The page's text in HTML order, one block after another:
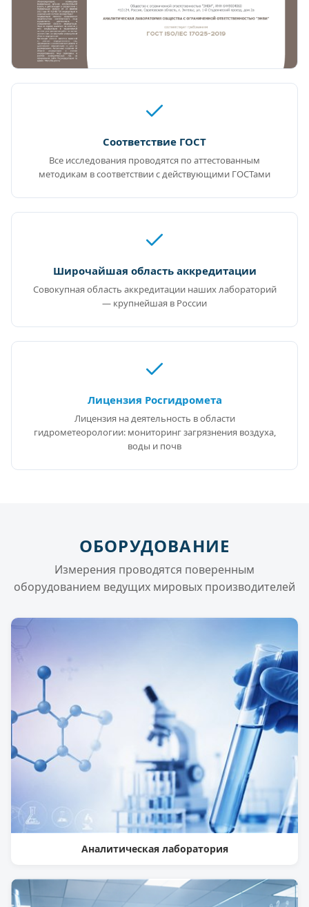
Соответствие ГОСТ
Все исследования проводятся по аттестованным
методикам в соответствии с действующими ГОСТами
Широчайшая область аккредитации
Совокупная область аккредитации наших лабораторий
— крупнейшая в России
Лицензия Росгидромета
Лицензия на деятельность в области
гидрометеорологии: мониторинг загрязнения воздуха,
воды и почв
ОБОРУДОВАНИЕ
Измерения проводятся поверенным
оборудованием ведущих мировых производителей
Аналитическая лаборатория